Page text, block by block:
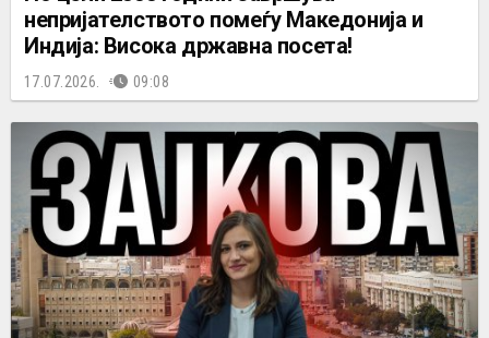
непријателството помеѓу Македонија и
Индија: Висока државна посета!
17.07.2026. 09:08